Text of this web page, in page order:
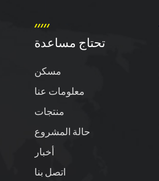
تحتاج مساعدة
مسكن
معلومات عنا
منتجات
حالة المشروع
أخبار
اتصل بنا